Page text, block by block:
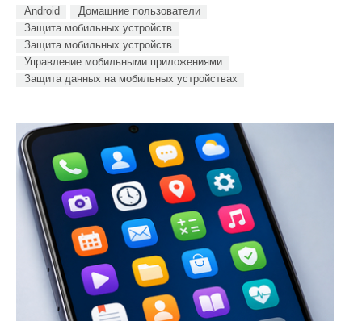
Android
Домашние пользователи
Защита мобильных устройств
Защита мобильных устройств
Управление мобильными приложениями
Защита данных на мобильных устройствах